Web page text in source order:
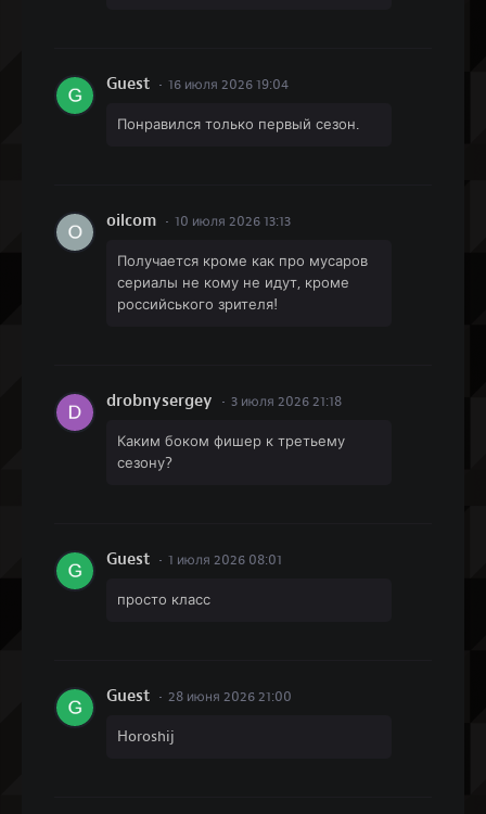
Guest 16 июля 2026 19:04
Понравился только первый сезон.
oilcom 10 июля 2026 13:13
Получается кроме как про мусаров
сериалы не кому не идут, кроме
российського зрителя!
drobnysergey 3 июля 2026 21:18
Каким боком фишер к третьему
сезону?
Guest 1 июля 2026 08:01
просто класс
Guest 28 июня 2026 21:00
Horoshij